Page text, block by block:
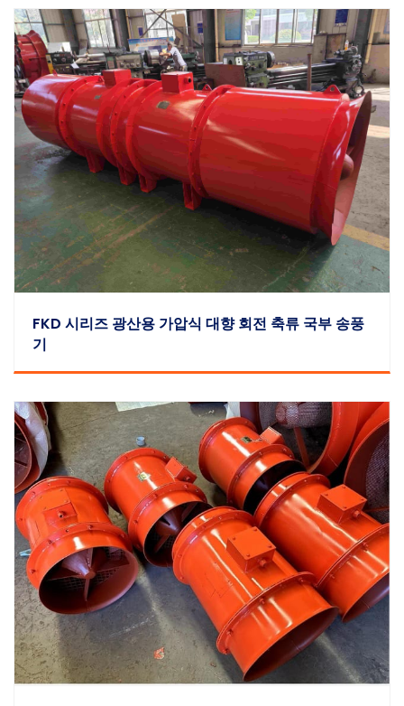
FKD 시리즈 광산용 가압식 대향 회전 축류 국부 송풍
기